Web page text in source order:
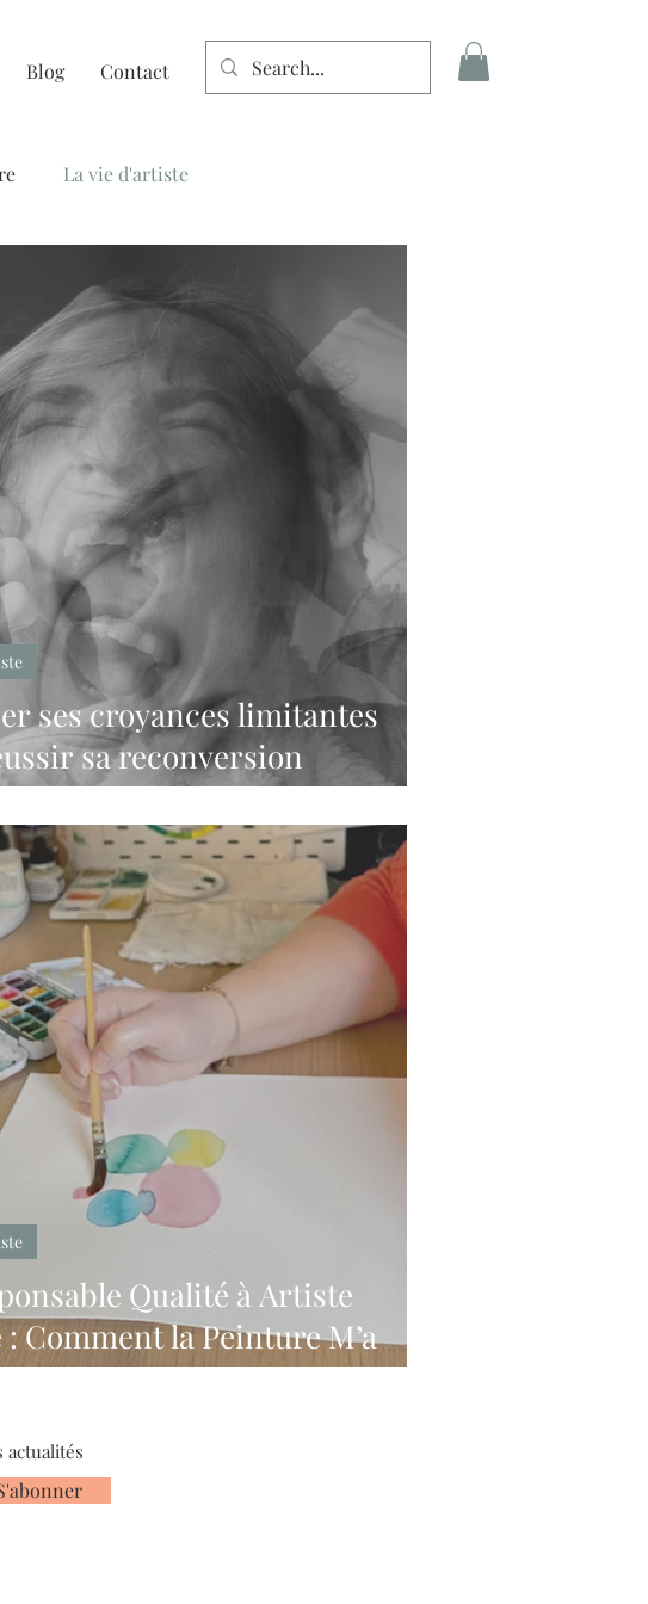
Blog Contact Connexion
La vie d'artiste
ses croyances limitantes
sa reconversion
Qualité à Artiste
Comment la Peinture M’a
Surmonter Mon Burn-Out
actualités